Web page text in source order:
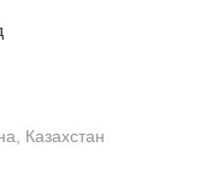
Казахстан